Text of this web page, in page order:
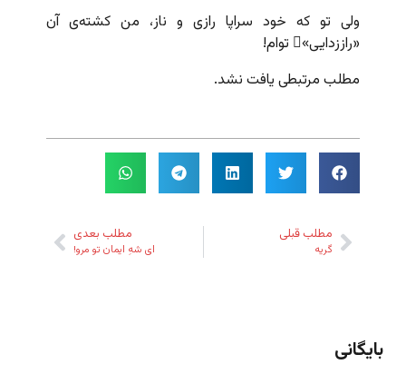
ولی تو که خود سراپا رازی و ناز، من کشته‌ی آن
«راززدایی»ِ توام!
مطلب مرتبطی یافت نشد.
مطلب قبلی
گریه
مطلب بعدی
ای شهِ ایمان تو مرو!
بایگانی